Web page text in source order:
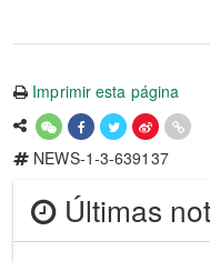
Imprimir esta página
NEWS-1-3-639137
Últimas